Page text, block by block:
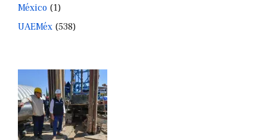
México (1)
UAEMéx (538)